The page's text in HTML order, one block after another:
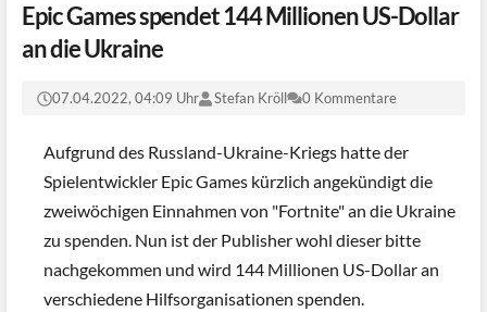
Epic Games spendet 144 Millionen US-Dollar
an die Ukraine
07.04.2022, 04:09 Uhr Stefan Kröll 0 Kommentare
Aufgrund des Russland-Ukraine-Kriegs hatte der
Spielentwickler Epic Games kürzlich angekündigt die
zweiwöchigen Einnahmen von "Fortnite" an die Ukraine
zu spenden. Nun ist der Publisher wohl dieser bitte
nachgekommen und wird 144 Millionen US-Dollar an
verschiedene Hilfsorganisationen spenden.